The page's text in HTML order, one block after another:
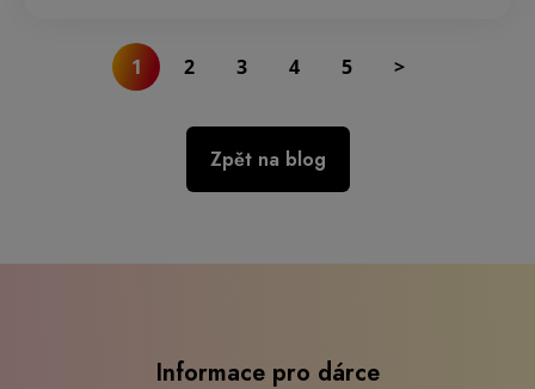
1 2 3 4 5 >
Zpět na blog
Informace pro dárce